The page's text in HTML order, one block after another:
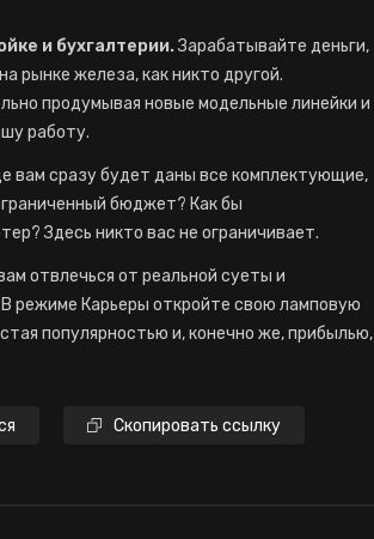
и бухгалтерии.Зарабатывайте деньги,
рынке железа, как никто другой.
продумывая новые модельные линейки и
работу.
вам сразу будет даны все комплектующие,
бюджет? Как бы
Здесь никто вас не ограничивает.
отвлечься от реальной суеты и
режиме Карьеры откройте свою ламповую
популярностью и, конечно же, прибылью,
Скопировать ссылку